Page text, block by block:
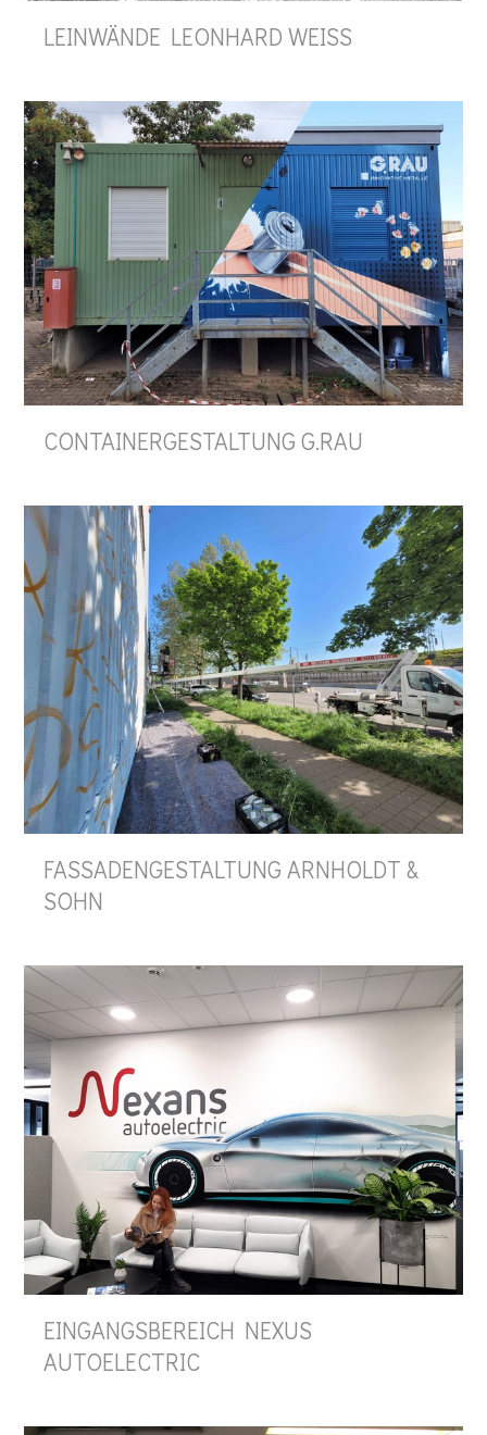
LEINWÄNDE LEONHARD WEISS
CONTAINERGESTALTUNG G.RAU
FASSADENGESTALTUNG ARNHOLDT &
SOHN
EINGANGSBEREICH NEXUS
AUTOELECTRIC